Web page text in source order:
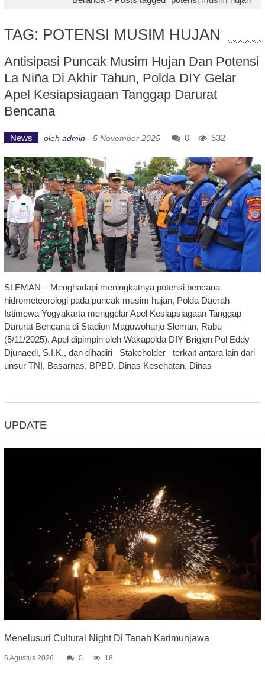
TAG: POTENSI MUSIM HUJAN
Antisipasi Puncak Musim Hujan Dan Potensi
La Niña Di Akhir Tahun, Polda DIY Gelar
Apel Kesiapsiagaan Tanggap Darurat
Bencana
News oleh admin - 5 November 2025 0 532
SLEMAN – Menghadapi meningkatnya potensi bencana
hidrometeorologi pada puncak musim hujan, Polda Daerah
Istimewa Yogyakarta menggelar Apel Kesiapsiagaan Tanggap
Darurat Bencana di Stadion Maguwoharjo Sleman, Rabu
(5/11/2025). Apel dipimpin oleh Wakapolda DIY Brigjen Pol Eddy
Djunaedi, S.I.K., dan dihadiri _Stakeholder_ terkait antara lain dari
unsur TNI, Basarnas, BPBD, Dinas Kesehatan, Dinas
UPDATE
Menelusuri Cultural Night Di Tanah Karimunjawa
6 Agustus 2026 0 18